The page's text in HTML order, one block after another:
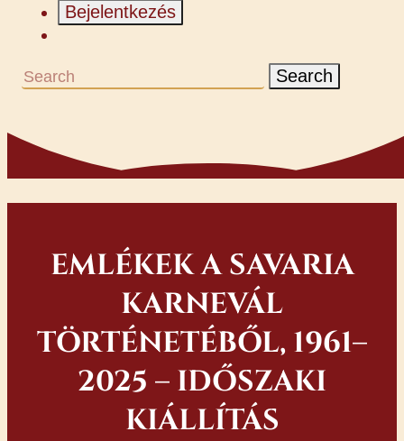
Bejelentkezés
Search
EMLÉKEK A SAVARIA
KARNEVÁL
TÖRTÉNETÉBŐL, 1961–
2025 – IDŐSZAKI
KIÁLLÍTÁS